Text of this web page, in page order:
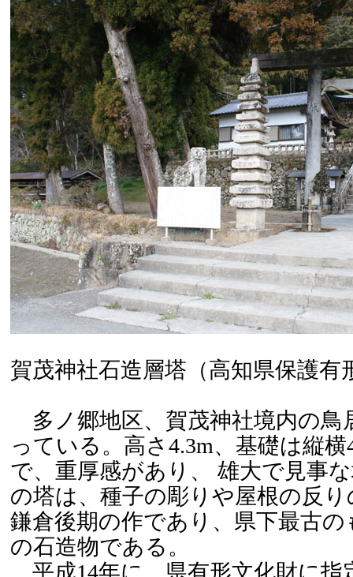
賀茂神社石造層塔（高知県保護有
多ノ郷地区、賀茂神社境内の鳥
っている。高さ4.3m、基礎は縦横
で、重厚感があり、 雄大で見事
の塔は、種子の彫りや屋根の反
鎌倉後期の作であり、県下最古の
の石造物である。
平成14年に、県有形文化財に指